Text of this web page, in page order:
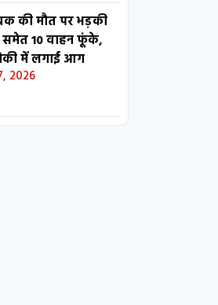
की मौत पर भड़की
10 वाहन फूंके,
में लगाई आग
2026